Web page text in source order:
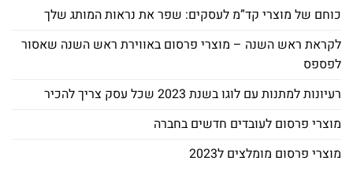
כוחם של מוצרי קד”מ לעסקים: שפר את נראות המותג שלך
לקראת ראש השנה – מוצרי פרסום באווירת ראש השנה שאסור
לפספס
רעיונות למתנות עם לוגו בשנת 2023 שכל עסק צריך להכיר
מוצרי פרסום לעובדים חדשים בחברה
מוצרי פרסום מומלצים ל2023